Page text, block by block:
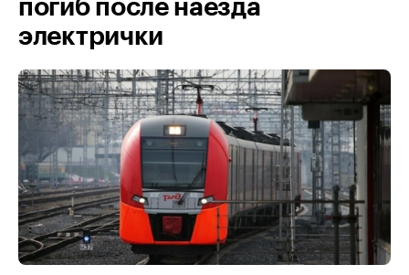
погиб после наезда
электрички